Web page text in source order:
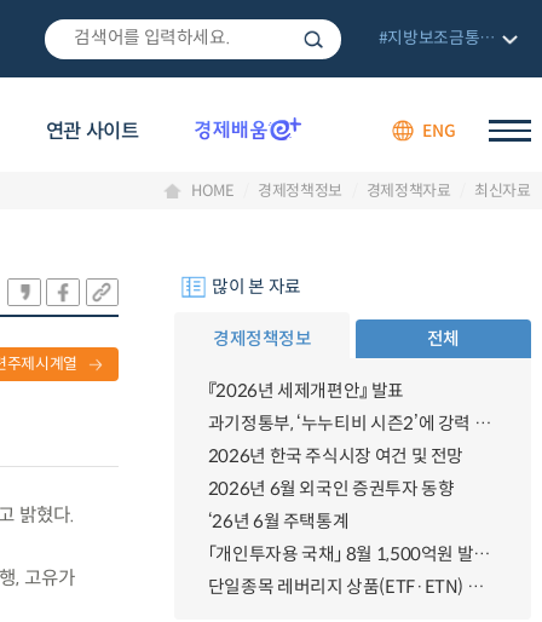
연관 사이트 ENG
#지방보조금통합관리망
HOME 경제정책정보 경제정책자료 최신자료
주제시계열
밝혔다.
, 고유가
많이 본 자료
경제정책정보 전체
『2026년 세제개편안』 발표
과기정통부, ‘누누티비 시즌2’에 강력 대응 의지 밝혀
2026년 한국 주식시장 여건 및 전망
2026년 6월 외국인 증권투자 동향
‘26년 6월 주택통계
「개인투자용 국채」 8월 1,500억원 발행 예정
단일종목 레버리지 상품(ETF·ETN) 기본예탁금 강화 조기시행 방안 안내